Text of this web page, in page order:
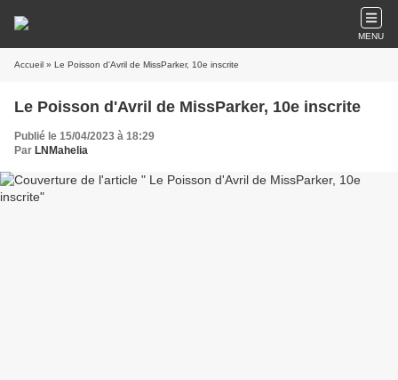
MENU
Accueil » Le Poisson d'Avril de MissParker, 10e inscrite
Le Poisson d'Avril de MissParker, 10e inscrite
Publié le 15/04/2023 à 18:29
Par LNMahelia